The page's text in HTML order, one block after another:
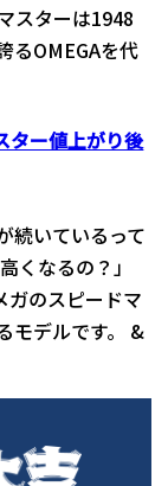
スターは1948
るOMEGAを代
ター値上がり後
続いているって
くなるの？」
のスピードマ
モデルです。 &